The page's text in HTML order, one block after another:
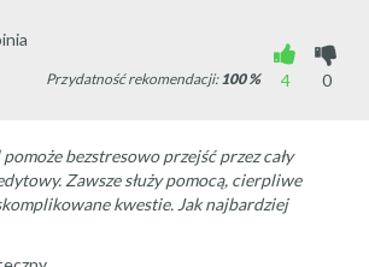
4
0
Przydatność rekomendacji:100%
bezstresowo przejść przez cały
Zawsze służy pomocą, cierpliwe
kwestie. Jak najbardziej